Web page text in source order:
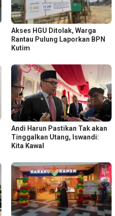
Akses HGU Ditolak, Warga
Rantau Pulung Laporkan BPN
Kutim
Andi Harun Pastikan Tak akan
Tinggalkan Utang, Iswandi:
Kita Kawal